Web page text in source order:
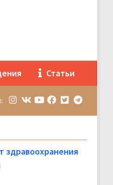
Статьи
здравоохранения